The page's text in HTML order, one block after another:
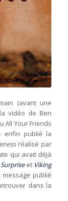
(avant une
vidéo de Ben
All Your Friends
enfin publié la
réalisé par
qui avait déjà
et Viking
publié
dans la